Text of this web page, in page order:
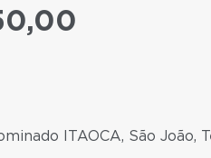
ITAOCA, São João,